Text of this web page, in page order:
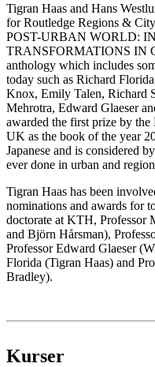
Tigran Haas and Hans
for Routledge Regions &
POST-URBAN WORLD:
TRANSFORMATIONS IN
anthology which includes
today such as Richard
Knox, Emily Talen, Richard
Mehrotra, Edward Glaeser
awarded the first prize by
UK as the book of the year
Japanese and is considered
ever done in urban and
Tigran Haas has been
nominations and awards for
doctorate at KTH, Professor
and Björn Hårsman),
Professor Edward Glaeser
Florida (Tigran Haas) and
Bradley).
Kurser